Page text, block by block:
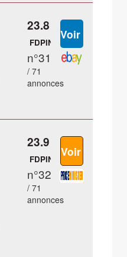
23.8 €
FDPIN
n°31
/ 71
annonces
23.9 €
FDPIN
n°32
/ 71
annonces